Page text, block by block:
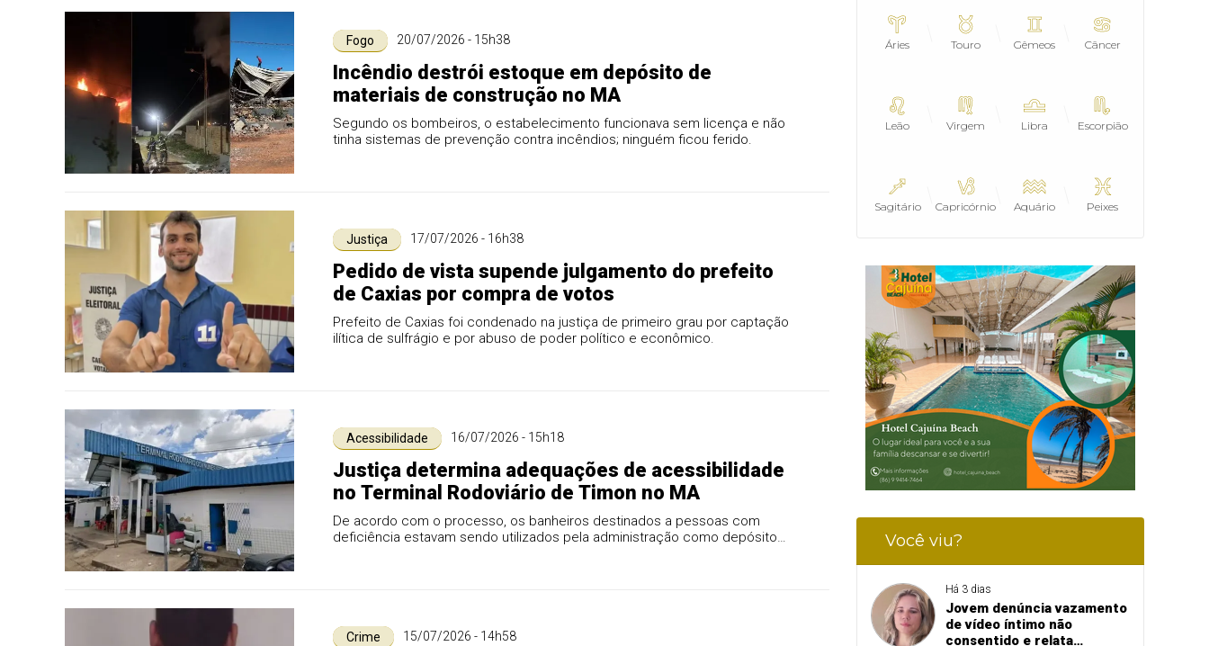
Fogo 20/07/2026 - 15h38
Incêndio destrói estoque em depósito de
materiais de construção no MA
Segundo os bombeiros, o estabelecimento funcionava sem licença e não
tinha sistemas de prevenção contra incêndios; ninguém ficou ferido.
Justiça 17/07/2026 - 16h38
Pedido de vista supende julgamento do prefeito
de Caxias por compra de votos
Prefeito de Caxias foi condenado na justiça de primeiro grau por captação
ilítica de sulfrágio e por abuso de poder político e econômico.
Acessibilidade 16/07/2026 - 15h18
Justiça determina adequações de acessibilidade
no Terminal Rodoviário de Timon no MA
De acordo com o processo, os banheiros destinados a pessoas com
deficiência estavam sendo utilizados pela administração como depósitos
Crime 15/07/2026 - 14h58
Áries Touro Gêmeos Câncer
Leão Virgem Libra Escorpião
Sagitário Capricórnio Aquário Peixes
Você viu?
Há 3 dias
Jovem denúncia vazamento
de vídeo íntimo não
consentido e relata